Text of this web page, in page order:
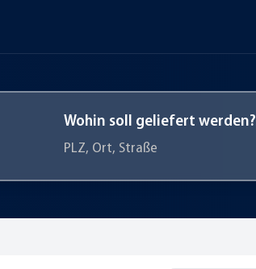
Wohin soll geliefert werden?
PLZ, Ort, Straße